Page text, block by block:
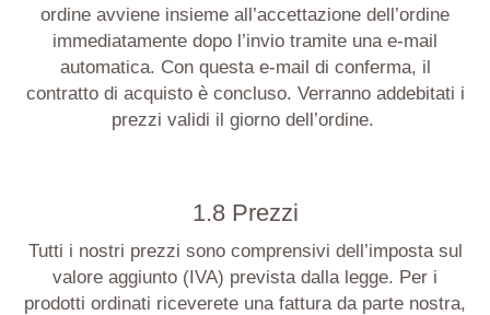
ordine avviene insieme all’accettazione dell’ordine
immediatamente dopo l’invio tramite una e-mail
automatica. Con questa e-mail di conferma, il
contratto di acquisto è concluso. Verranno addebitati i
prezzi validi il giorno dell’ordine.
1.8 Prezzi
Tutti i nostri prezzi sono comprensivi dell’imposta sul
valore aggiunto (IVA) prevista dalla legge. Per i
prodotti ordinati riceverete una fattura da parte nostra,